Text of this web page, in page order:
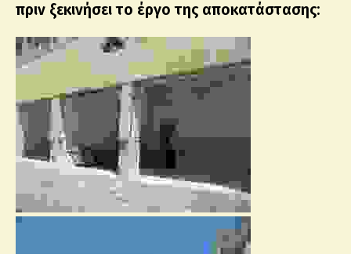
πριν ξεκινήσει το έργο της αποκατάστασης: